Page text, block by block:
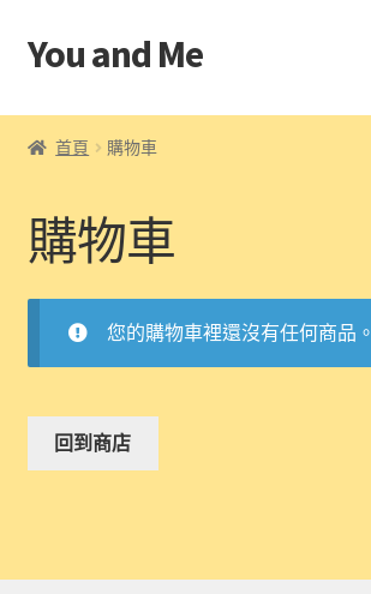
跳
至
覽
跳
至
要
You and Me
首頁
條款及細則
結算
購物車
首頁 購物車
購物車
您的購物車裡還沒有任何商品。
回到商店